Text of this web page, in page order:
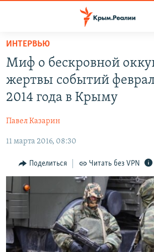
Вернуться
основному
содержанию
Вернутся
главной
Вернутся
поиску
НОВОСТИ
СПЕЦПРОЕКТЫ
11 ЛЕТ ОККУПАЦИИ КРЫМА. 11 ИСТОРИЙ
ВОДА
ЕЩЕ
ИНТЕРАКТИВ
ИНФОГРАФИКА
ТЕЛЕПРОЕКТ КРЫМ.РЕАЛИИ
СОВЕТЫ ПРАВОЗАЩИТНИКОВ
ПРОПАВШИЕ БЕЗ ВЕСТИ
ПОБЕДИТЕЛЕЙ НЕ СУДЯТ?
РАДІО СВОБОДА
КАК ОБОЙТИ БЛОКИРОВКУ
Українською
Qırımtatar
ПРИСОЕДИНЯЙТЕСЬ!
ИНТЕРВЬЮ
Миф о бескровной
жертвы событий
2014 года в Крыму
Павел Казарин
11 марта 2016, 08:30
Поделиться Читать без VPN